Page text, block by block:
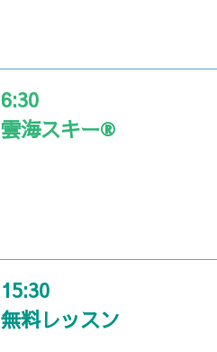
6:30
雲海スキー®
15:30
無料レッスン